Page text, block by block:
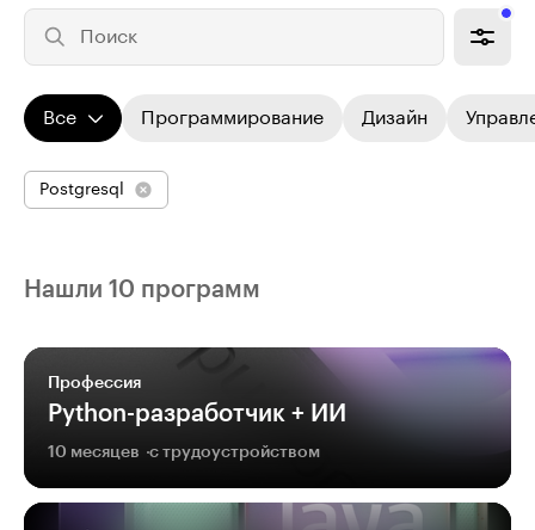
Поиск
Все Программирование Дизайн
Postgresql
Нашли 10 программ
Профессия
Python-разработчик + ИИ
10 месяцев с трудоустройством